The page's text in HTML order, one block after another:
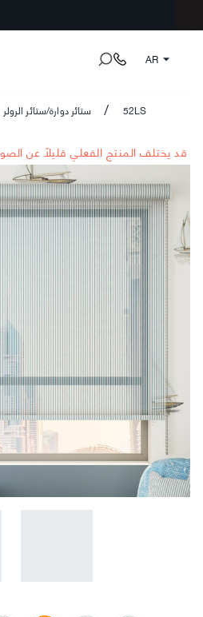
AR
ستائر دوارة/ستائر الرولر / 52LS
*قد يختلف المنتج الفعلي قليلاً عن